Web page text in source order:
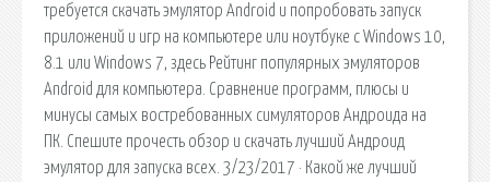
требуется скачать эмулятор Android и попробовать запуск
приложений и игр на компьютере или ноутбуке с Windows 10,
8.1 или Windows 7, здесь Рейтинг популярных эмуляторов
Android для компьютера. Сравнение программ, плюсы и
минусы самых востребованных симуляторов Андроида на
ПК. Спешите прочесть обзор и скачать лучший Андроид
эмулятор для запуска всех. 3/23/2017 · Какой же лучший